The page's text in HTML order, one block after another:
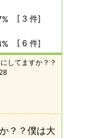
[ 3 件]
[ 6 件]
してますか？？
？？僕は大